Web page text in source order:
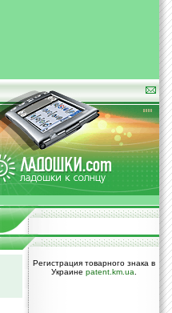
Регистрация товарного знака в
Украине patent.km.ua